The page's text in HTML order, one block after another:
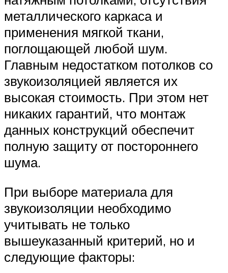
металлического каркаса и
применения мягкой ткани,
поглощающей любой шум.
Главным недостатком потолков со
звукоизоляцией является их
высокая стоимость. При этом нет
никаких гарантий, что монтаж
данных конструкций обеспечит
полную защиту от постороннего
шума.
При выборе материала для
звукоизоляции необходимо
учитывать не только
вышеуказанный критерий, но и
следующие факторы: